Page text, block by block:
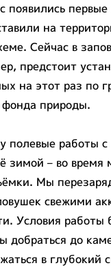
появились
на
Сейчас в
предстоит
на этот раз по
фонда природы.
полевые работы
зимой – во время
Мы
свежими
Условия работы
добраться до
в глубокий